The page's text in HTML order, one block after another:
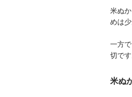
米ぬ
めは
一方
切です
米ぬ